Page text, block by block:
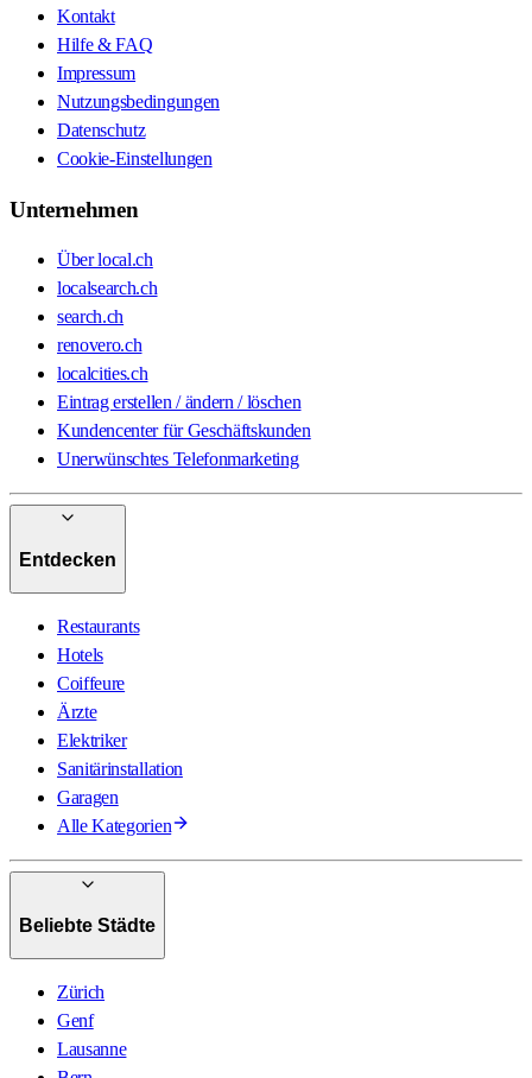
Kontakt
Hilfe & FAQ
Impressum
Nutzungsbedingungen
Datenschutz
Cookie-Einstellungen
Unternehmen
Über local.ch
localsearch.ch
search.ch
renovero.ch
localcities.ch
Eintrag erstellen / ändern / löschen
Kundencenter für Geschäftskunden
Unerwünschtes Telefonmarketing
Entdecken
Restaurants
Hotels
Coiffeure
Ärzte
Elektriker
Sanitärinstallation
Garagen
Alle Kategorien
Beliebte Städte
Zürich
Genf
Lausanne